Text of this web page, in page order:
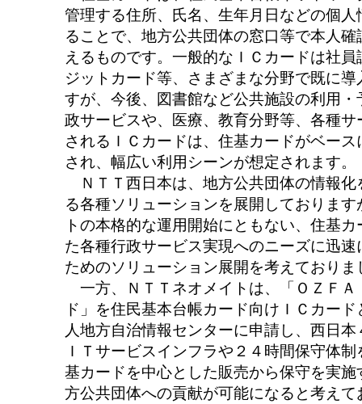
管理する住所、氏名、生年月日などの個人
ることで、地方公共団体の窓口等で本人確
えるものです。一般的なＩＣカードは社員
ジットカード等、さまざまな分野で既に導
すが、今後、図書館など公共施設の利用・
政サービスや、医療、教育分野等、各種サ
されるＩＣカードは、住基カードがベース
され、幅広い利用シーンが想定されます。
ＮＴＴ西日本は、地方公共団体の情報化
る各種ソリューションを展開しております
トの本格的な運用開始にともない、住基
た各種行政サービス実現へのニーズに迅速
ためのソリューション展開を考えておりま
一方、ＮＴＴネオメイトは、「ＯＺＦ
ド」を住民基本台帳カード向けＩＣカー
人地方自治情報センターに申請し、西日本
ＩＴサービスインフラや２４時間保守体
基カードを中心とした販売から保守を実施
方公共団体への貢献が可能になると考えて